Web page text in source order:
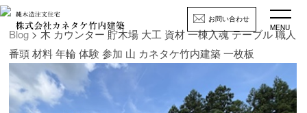
お問い合わせ
MENU
Blog> 木 カウンター 貯木場 大工 資材 一棟入魂 テーブル 職人
番頭 材料 年輪 体験 参加 山 カネタケ竹内建築 一枚板